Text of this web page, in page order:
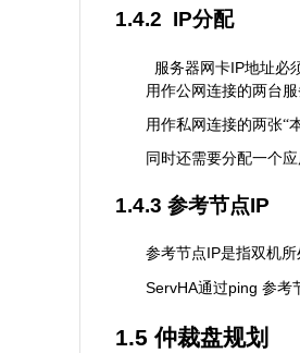
1.4.2 IP分配
服务器网卡IP地址必
用作公网连接的两台
用作私网连接的两张“
同时还需要分配一个
1.4.3 参考节点IP
参考节点IP是指双机
ServHA通过ping 参考
1.5仲裁盘规划